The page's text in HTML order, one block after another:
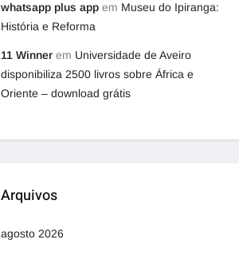
whatsapp plus app em Museu do Ipiranga:
História e Reforma
11 Winner em Universidade de Aveiro
disponibiliza 2500 livros sobre África e
Oriente – download grátis
Arquivos
agosto 2026